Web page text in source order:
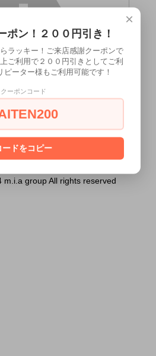
販売できません。
18歳以上ですか？
] [ いいえ ]
m.i.a group All rights reserved
×
ポン！２００円引き！
ラッキー！ご来店感謝クーポンで
ご利用で２００円引きとしてご利
ピーター様もご利用可能です！
クーポンコード
ードをコピー